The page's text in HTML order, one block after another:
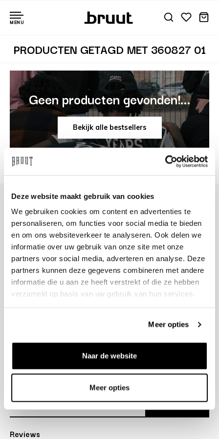
Deze website maakt gebruik van cookies
We gebruiken cookies om content en advertenties te
personaliseren, om functies voor social media te bieden
en om ons websiteverkeer te analyseren. Ook delen we
informatie over uw gebruik van onze site met onze
partners voor social media, adverteren en analyse. Deze
partners kunnen deze gegevens combineren met andere
informatie die u aan ze heeft verstrekt of die ze hebben
verzameld op basis van uw gebruik van hun services.
Meer opties
Naar de website
Meer opties
MENU
PRODUCTEN GETAGD MET 360827 01
Geen producten gevonden!...
Bekijk alle bestsellers
+31 23 205 2006
info@bruut.nl
Contact Formulier
Open 11:00 - 18:00
OPENINGSTIJDEN
Over ons
Reviews